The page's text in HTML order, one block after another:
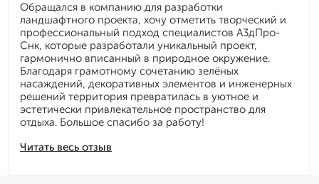
Читать весь отзыв
Обращался в компанию для разработки
ландшафтного проекта, хочу отметить творческий и
профессиональный подход специалистов А3дПро-
Снк, которые разработали уникальный проект,
гармонично вписанный в природное окружение.
Благодаря грамотному сочетанию зелёных
насаждений, декоративных элементов и инженерных
решений территория превратилась в уютное и
эстетически привлекательное пространство для
отдыха. Большое спасибо за работу!